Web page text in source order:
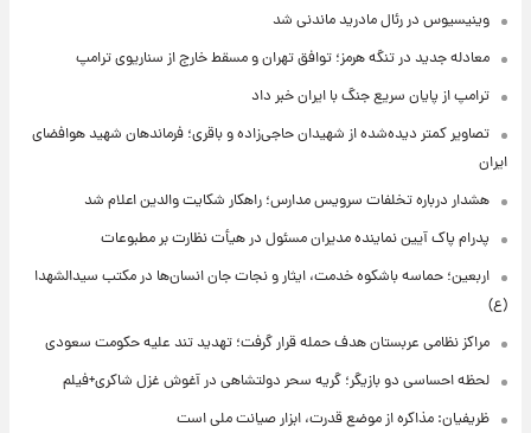
وینیسیوس در رئال مادرید ماندنی شد
معادله جدید در تنگه هرمز؛ توافق تهران و مسقط خارج از سناریوی ترامپ
ترامپ از پایان سریع جنگ با ایران خبر داد
تصاویر کمتر دیده‌شده از شهیدان حاجی‌زاده و باقری؛ فرماندهان شهید هوافضای
ایران
هشدار درباره تخلفات سرویس مدارس؛ راهکار شکایت والدین اعلام شد
پدرام پاک آیین نماینده مدیران مسئول در هیأت نظارت بر مطبوعات
اربعین؛ حماسه باشکوه خدمت، ایثار و نجات جان انسان‌ها در مکتب سیدالشهدا
(ع)
مراکز نظامی عربستان هدف حمله قرار گرفت؛ تهدید تند علیه حکومت سعودی
لحظه احساسی دو بازیگر؛ گریه سحر دولتشاهی در آغوش غزل شاکری+فیلم
ظریفیان: مذاکره از موضع قدرت، ابزار صیانت ملی است